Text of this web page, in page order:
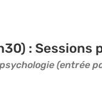
: Sessions
(entrée